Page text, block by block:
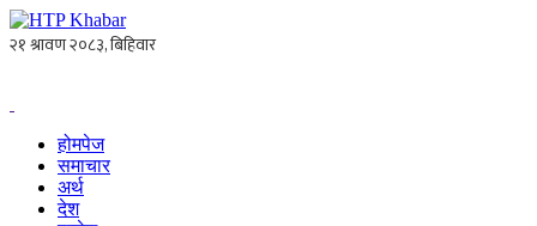
होमपेज
समाचार
अर्थ
देश